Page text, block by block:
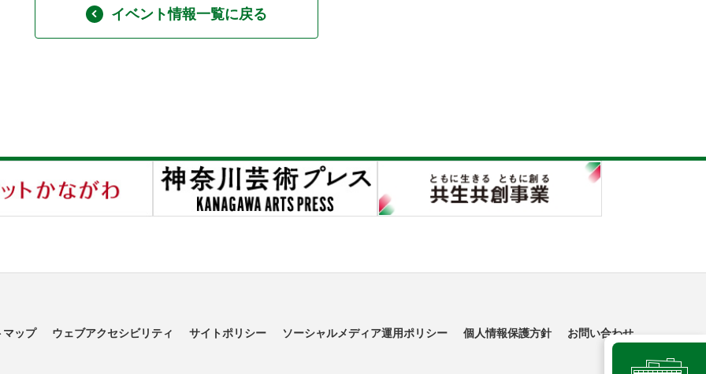
イベント情報一覧に戻る
マップ ウェブアクセシビリティ サイトポリシー ソーシャルメディア運用ポリシー 個人情報保護方針 お問い合わせ